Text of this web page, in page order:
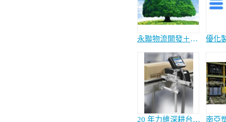
永聯物流開發＋霖園集團( 國泰人壽) 啟動建設全台灣的國際標準物流倉庫
20 年力維深耕台灣 不斷創新 精益求精 用心感動客戶